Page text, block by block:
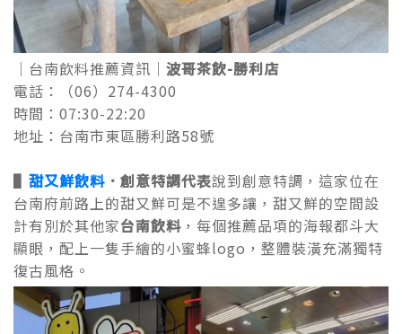
｜台南飲料推薦資訊｜ 波哥茶飲-勝利店
電話：（06）274-4300
時間：07:30-22:20
地址：台南市東區勝利路58號
▌ 甜又鮮飲料 ． 創意特調代表說到創意特調，這家位在
台南府前路上的甜又鮮可是不遑多讓，甜又鮮的空間設
計有別於其他家台南飲料 ，每個推薦品項的海報都斗大
顯眼，配上一隻手繪的小蜜蜂logo，整體裝潢充滿獨特
復古風格。